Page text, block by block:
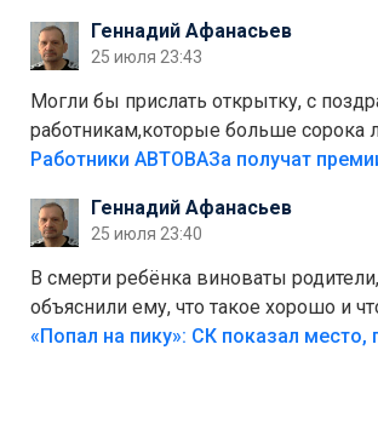
Штрафы мизерные.
Геннадий Афанасьев
25 июля 23:43
Могли бы прислать открытку, с
работникам,которые больше сорока
на предприятии.
Работники АВТОВАЗа получат
Геннадий Афанасьев
25 июля 23:40
В смерти ребёнка виноваты
объяснили ему, что такое хорошо и
Лезть через такой забор,верх